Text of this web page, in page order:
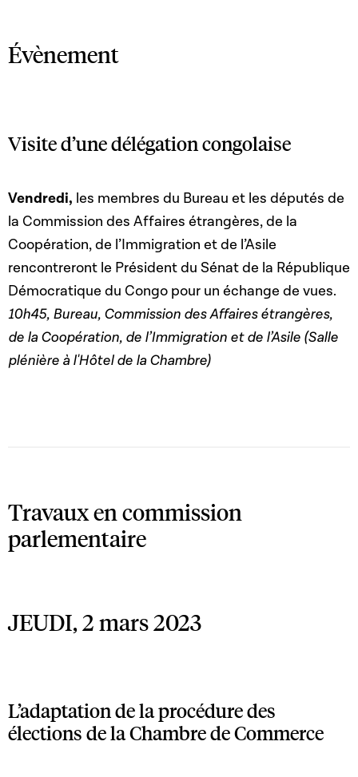
Évènement
Visite d’une délégation congolaise
Vendredi, les membres du Bureau et les députés de
la Commission des Affaires étrangères, de la
Coopération, de l’Immigration et de l’Asile
rencontreront le Président du Sénat de la République
Démocratique du Congo pour un échange de vues.
10h45, Bureau, Commission des Affaires étrangères,
de la Coopération, de l’Immigration et de l’Asile (Salle
plénière à l'Hôtel de la Chambre)
Travaux en commission
parlementaire
JEUDI, 2 mars 2023
L’adaptation de la procédure des
élections de la Chambre de Commerce